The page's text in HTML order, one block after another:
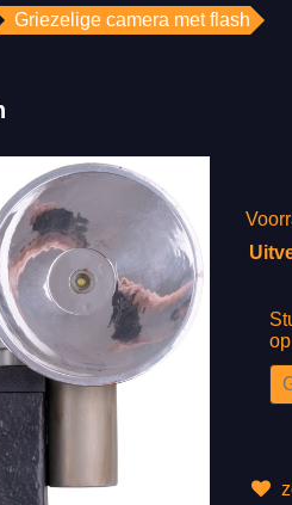
Griezelige camera met flash